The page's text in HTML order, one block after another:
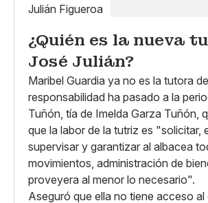
¿Quién es la nueva
José Julián?
Maribel Guardia ya no es la tutora
responsabilidad ha pasado a la
Tuñón, tía de Imelda Garza Tuñón,
que la labor de la tutriz es "solicitar,
supervisar y garantizar al albacea
movimientos, administración de
proveyera al menor lo necesario".
Aseguró que ella no tiene acceso al